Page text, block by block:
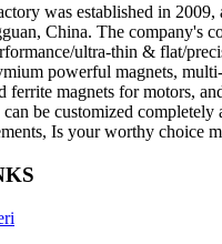
was established in 2009,
China. The company's
ultra-thin & flat/
powerful magnets,
ferrite magnets for motors,
be customized completely
Is your worthy choice